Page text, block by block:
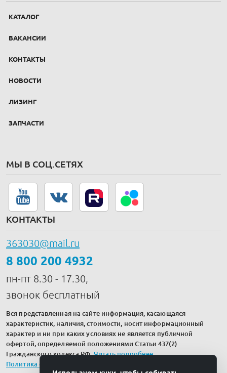
КАТАЛОГ
ВАКАНСИИ
КОНТАКТЫ
НОВОСТИ
ЛИЗИНГ
ЗАПЧАСТИ
МЫ В СОЦ.СЕТЯХ
КОНТАКТЫ
363030@mail.ru
8 800 200 4932
пн-пт 8.30 - 17.30,
звонок бесплатный
Вся представленная на сайте информация, касающаяся
характеристик, наличия, стоимости, носит информационный
характер и ни при каких условиях не является публичной
офертой, определяемой положениями Статьи 437(2)
Гражданского кодекса РФ.Читать подробнее.
Политика обработки персональных данных